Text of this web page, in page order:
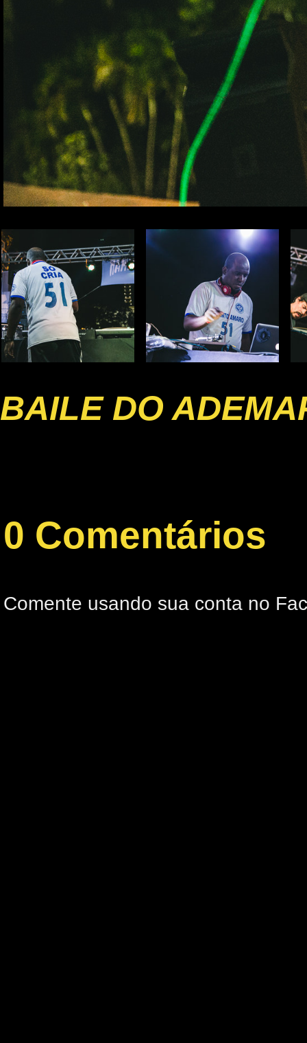
BAILE DO
0 Comentários
Comente usando sua conta no